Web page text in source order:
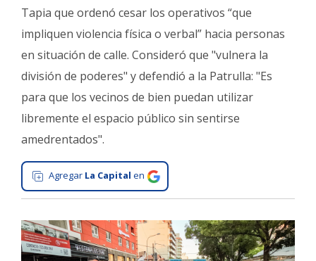
Cultura
Tecnología
Gastronomía
Interés
Ciudad
Deportes
Arte
y
Espectáculos
Tapia que ordenó cesar los operativos “que
impliquen violencia física o verbal” hacia personas
en situación de calle. Consideró que "vulnera la
división de poderes" y defendió a la Patrulla: "Es
para que los vecinos de bien puedan utilizar
libremente el espacio público sin sentirse
amedrentados".
Agregar La Capital en